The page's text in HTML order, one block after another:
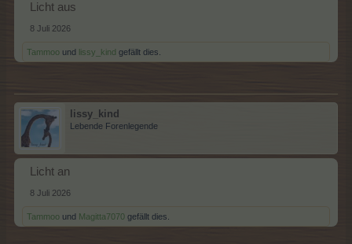
Licht aus
8 Juli 2026
Tammoo und lissy_kind gefällt dies.
lissy_kind
Lebende Forenlegende
Licht an
8 Juli 2026
Tammoo und Magitta7070 gefällt dies.